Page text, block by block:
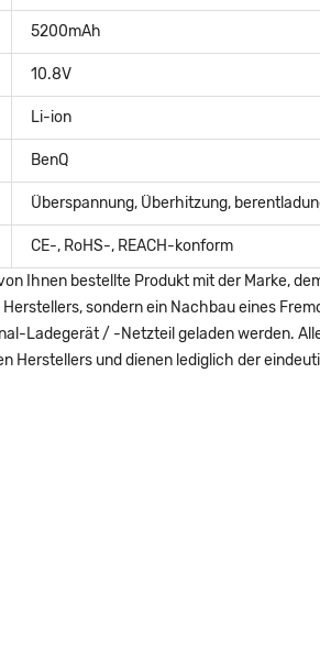
5200mAh
10.8V
Li-ion
BenQ
Überspannung, Überhitzung,
CE-, RoHS-, REACH-konform
Ihnen bestellte Produkt mit der Marke,
sondern ein Nachbau eines
Ladegerät / -Netzteil geladen werden.
Herstellers und dienen lediglich der